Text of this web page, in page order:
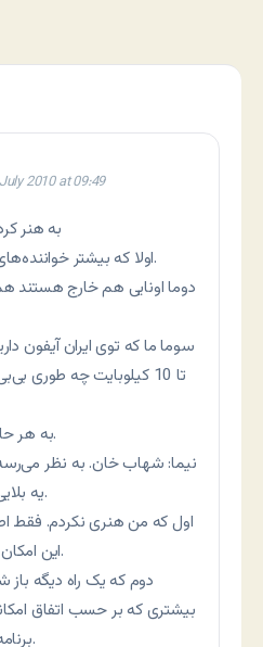
2010 at 09:49
به هنر
اولا که بیشتر خواننده‌های شما ایرانن.
دوما اونایی هم خارج هستند
تا 10 کیلوبایت چه طوری
به هر حال هنر کردی.
نیما: شهاب خان. به نظر
یه بلایی سرم بیاری.
اول که من هنری نکردم. فقط
این امکان فراهم شده.
دوم که یک راه دیگه باز
بیشتری که بر حسب اتفاق
برنامه‌ها رو ببینن.